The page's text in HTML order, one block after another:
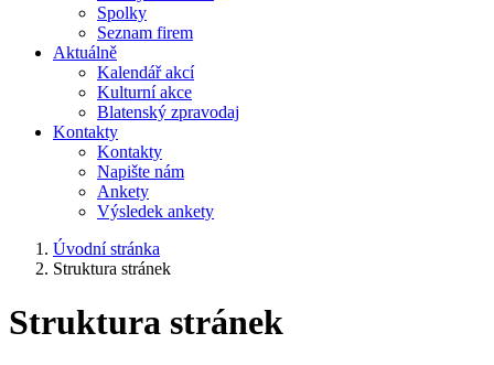
Spolky
Seznam firem
Aktuálně
Kalendář akcí
Kulturní akce
Blatenský zpravodaj
Kontakty
Kontakty
Napište nám
Ankety
Výsledek ankety
Úvodní stránka
Struktura stránek
Struktura stránek